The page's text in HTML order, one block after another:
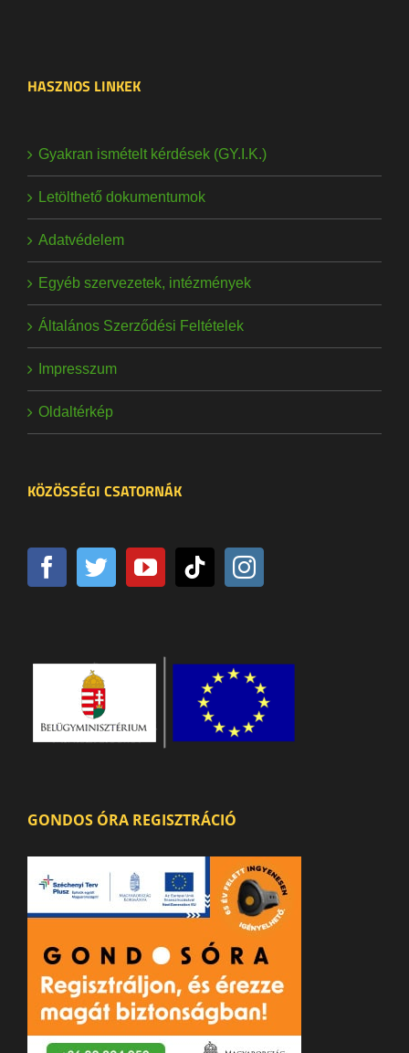
HASZNOS LINKEK
Gyakran ismételt kérdések (GY.I.K.)
Letölthető dokumentumok
Adatvédelem
Egyéb szervezetek, intézmények
Általános Szerződési Feltételek
Impresszum
Oldaltérkép
KÖZÖSSÉGI CSATORNÁK
GONDOS ÓRA REGISZTRÁCIÓ